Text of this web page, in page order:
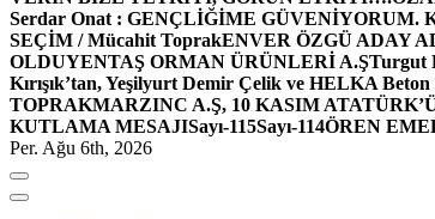
Serdar Onat : GENÇLİĞİME
SEÇİM / Mücahit ToprakENVER ÖZGÜ ADAY
OLDUYENTAŞ ORMAN ÜRÜNLERİ A.ŞTurgut
Kırışık’tan, Yeşilyurt Demir Çelik ve HELKA
TOPRAKMARZINC A.Ş, 10 KASIM
KUTLAMA MESAJISayı-115Sayı-114ÖREN
Per. Ağu 6th, 2026